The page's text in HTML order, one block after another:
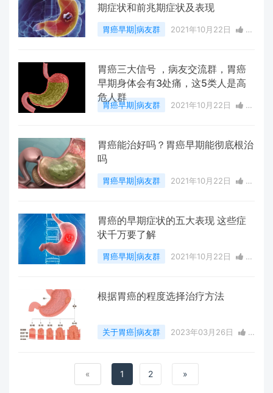
期症状和前兆期症状及表现
胃癌早期|病友群 2021年10月22日
0
胃癌三大信号 ，病友交流群，胃癌
早期身体会有3处痛，这5类人是高
危人群
胃癌早期|病友群 2021年10月22日
1
胃癌能治好吗？胃癌早期能彻底根治
吗
胃癌早期|病友群 2021年10月22日
0
胃癌的早期症状的五大表现 这些症
状千万要了解
胃癌早期|病友群 2021年10月22日
0
根据胃癌的程度选择治疗方法
关于胃癌|病友群 2023年03月26日
1
« 1 2 »